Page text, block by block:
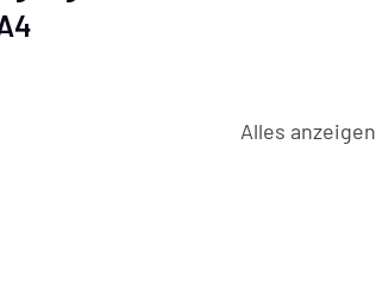
Alles anzeigen